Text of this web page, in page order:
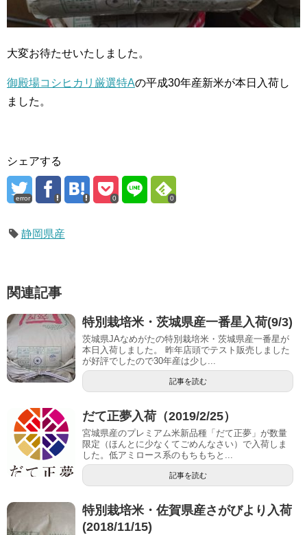
大変お待たせいたしました。
御殿場コシヒカリ厳選特Aの平成30年産新米が本日入荷し
ました。
シェアする
error 0 0
静岡県産
関連記事
特別栽培米・茨城県産一番星入荷(9/3)
茨城県JAなめがたの特別栽培米・茨城県産一番星が
本日入荷しました。 昨年店頭でテスト販売しました
が好評でしたので30年産は少し...
記事を読む
だて正夢入荷（2019/2/25）
宮城県産のプレミアム米新品種「だて正夢」が数量
限定（ほんとに少なくてごめんなさい）で入荷しま
した。低アミロース系のもちもちと...
記事を読む
特別栽培米・佐賀県産さがびより入荷
(2018/11/15)